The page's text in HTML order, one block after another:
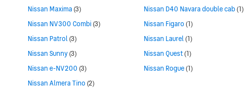
Nissan Maxima(3)
Nissan NV300 Combi(3)
Nissan Patrol(3)
Nissan Sunny(3)
Nissan e-NV200 (3)
Nissan Almera Tino (2)
Nissan D40 Navara double cab(1)
Nissan Figaro (1)
Nissan Laurel(1)
Nissan Quest(1)
Nissan Rogue(1)